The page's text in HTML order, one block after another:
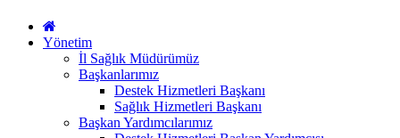
Yönetim
İl Sağlık Müdürümüz
Başkanlarımız
Destek Hizmetleri Başkanı
Sağlık Hizmetleri Başkanı
Başkan Yardımcılarımız